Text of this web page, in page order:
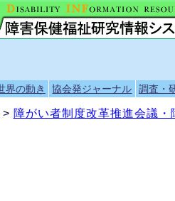
界の動き 協会発ジャーナル 調査・
> 障がい者制度改革推進会議・